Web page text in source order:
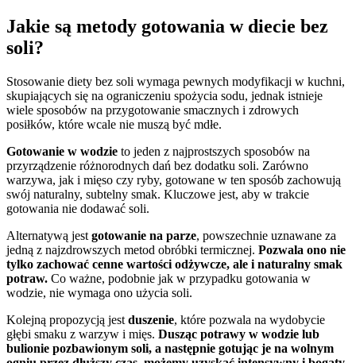
Jakie są metody gotowania w diecie bez
soli?
Stosowanie diety bez soli wymaga pewnych modyfikacji w kuchni,
skupiających się na ograniczeniu spożycia sodu, jednak istnieje
wiele sposobów na przygotowanie smacznych i zdrowych
posiłków, które wcale nie muszą być mdłe.
Gotowanie w wodzie to jeden z najprostszych sposobów na
przyrządzenie różnorodnych dań bez dodatku soli. Zarówno
warzywa, jak i mięso czy ryby, gotowane w ten sposób zachowują
swój naturalny, subtelny smak. Kluczowe jest, aby w trakcie
gotowania nie dodawać soli.
Alternatywą jest gotowanie na parze, powszechnie uznawane za
jedną z najzdrowszych metod obróbki termicznej. Pozwala ono nie
tylko zachować cenne wartości odżywcze, ale i naturalny smak
potraw. Co ważne, podobnie jak w przypadku gotowania w
wodzie, nie wymaga ono użycia soli.
Kolejną propozycją jest duszenie, które pozwala na wydobycie
głębi smaku z warzyw i mięs. Dusząc potrawy w wodzie lub
bulionie pozbawionym soli, a następnie gotując je na wolnym